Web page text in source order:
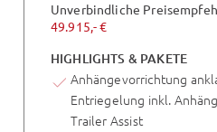
Unverbindliche
49.915,- €
HIGHLIGHTS & PAKETE
Anhängevorrichtung
Entriegelung inkl.
Trailer Assist